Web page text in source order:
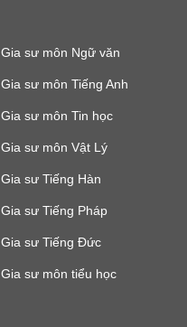
Gia sư môn Ngữ văn
Gia sư môn Tiếng Anh
Gia sư môn Tin học
Gia sư môn Vật Lý
Gia sư Tiếng Hàn
Gia sư Tiếng Pháp
Gia sư Tiếng Đức
Gia sư môn tiểu học